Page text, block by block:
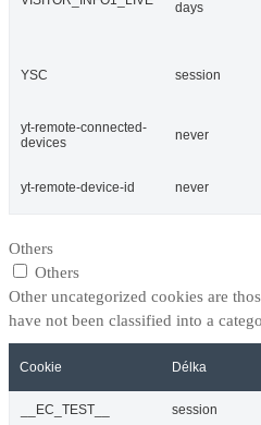
days
YSC session
yt-remote-connected-
devices
never
yt-remote-device-id never
Others
Others
Other uncategorized cookies are
have not been classified into a
Cookie Délka
__EC_TEST__ session